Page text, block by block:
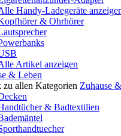
Handy-Ladegeräte
& Ohrhörer
Artikel anzeigen
& Leben
zu allen Kategorien Zuhause
& Badtextilien